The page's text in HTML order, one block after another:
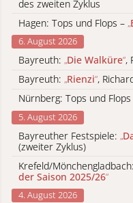
des zweiten Zyklus
Hagen: Tops und Flops – „
6. August 2026
Bayreuth: „Die Walküre“,
Bayreuth: „Rienzi“,
Nürnberg: Tops und Flops
5. August 2026
Bayreuther Festspiele: „
(zweiter Zyklus)
Krefeld/
der Saison 2025/26“
4. August 2026